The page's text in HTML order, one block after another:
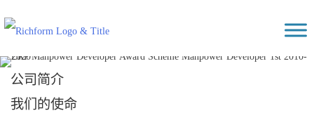
to
content
公司简介
我们的使命